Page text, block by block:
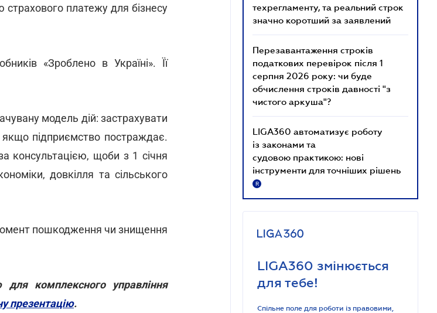
платежу для бізнесу
«Зроблено в Україні». Її
модель дій: застрахувати
якщо підприємство постраждає.
консультацією, щоби з 1 січня
довкілля та сільського
пошкодження чи знищення
для комплексного управління
презентацію.
техрегламенту, та реальний строк
значно коротший за заявлений
Перезавантаження строків
податкових перевірок після 1
серпня 2026 року: чи буде
обчислення строків давності "з
чистого аркуша"?
LIGA360 автоматизує роботу
із законами та
судовою практикою: нові
інструменти для точніших рішень
R
LIGA360 змінюється
для тебе!
Спільне поле для роботи із правовими,